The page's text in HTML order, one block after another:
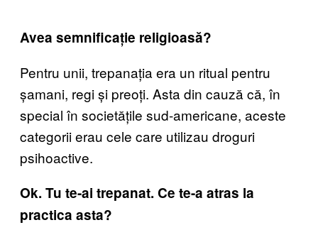
Avea semnificație religioasă?
Pentru unii, trepanația era un ritual pentru
șamani, regi și preoți. Asta din cauză că, în
special în societățile sud-americane, aceste
categorii erau cele care utilizau droguri
psihoactive.
Ok. Tu te-ai trepanat. Ce te-a atras la
practica asta?